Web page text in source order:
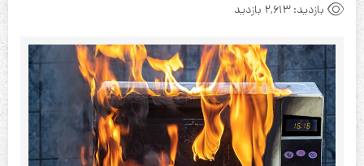
بازدید:2,613 بازدید